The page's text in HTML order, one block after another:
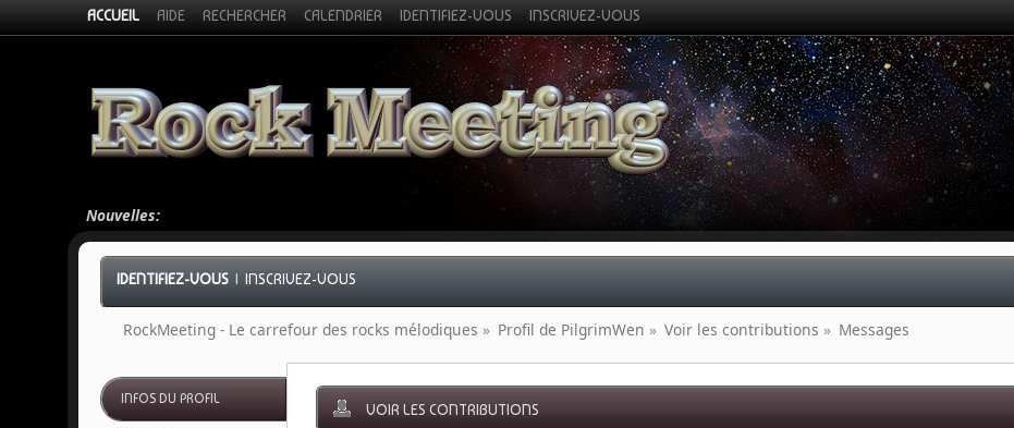
ACCUEIL AIDE RECHERCHER CALENDRIER IDENTIFIEZ-VOUS INSCRIVEZ-VOUS
Nouvelles:
IDENTIFIEZ-VOUS |INSCRIVEZ-VOUS
RockMeeting - Le carrefour des rocks mélodiques » Profil de PilgrimWen » Voir les contributions » Messages
INFOS DU PROFIL
VOIR LES CONTRIBUTIONS